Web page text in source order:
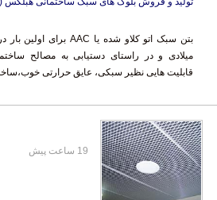
قابلیت هایی نظیر سبکی، عایق حرارتی
19 ساعت پیش